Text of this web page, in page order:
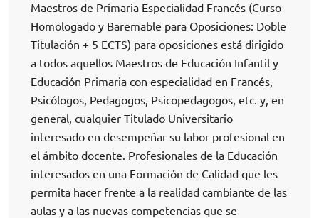
Maestros de Primaria Especialidad Francés (Curso
Homologado y Baremable para Oposiciones: Doble
Titulación + 5 ECTS) para oposiciones está dirigido
a todos aquellos Maestros de Educación Infantil y
Educación Primaria con especialidad en Francés,
Psicólogos, Pedagogos, Psicopedagogos, etc. y, en
general, cualquier Titulado Universitario
interesado en desempeñar su labor profesional en
el ámbito docente. Profesionales de la Educación
interesados en una Formación de Calidad que les
permita hacer frente a la realidad cambiante de las
aulas y a las nuevas competencias que se